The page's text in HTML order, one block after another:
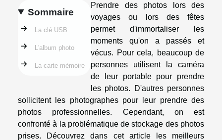
Sommaire
La clé USB
L'album photo
La carte mémoire
Prendre des photos lors des
voyages ou lors des fêtes
permet d'immortaliser les
moments qu'on a passés et
vécus. Pour cela, beaucoup de
personnes utilisent la caméra
de leur portable pour prendre
les photos. D'autres personnes
sollicitent les photographes pour leur prendre des
photos professionnelles. Cependant, on est
confronté à la problématique de stockage des photos
prises. Découvrez dans cet article les meilleurs